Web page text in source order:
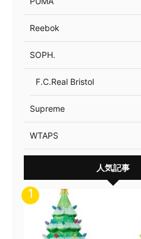
Reebok
SOPH.
F.C.Real Bristol
Supreme
WTAPS
人気記事